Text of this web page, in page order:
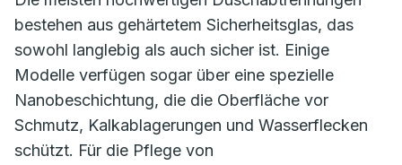
bestehen aus gehärtetem Sicherheitsglas, das
sowohl langlebig als auch sicher ist. Einige
Modelle verfügen sogar über eine spezielle
Nanobeschichtung, die die Oberfläche vor
Schmutz, Kalkablagerungen und Wasserflecken
schützt. Für die Pflege von